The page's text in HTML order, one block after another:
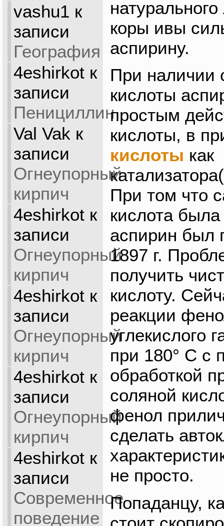
vashu1 к
записи
География
4eshirkotк
записи
Пенициллин
Val Vak к
записи
Огнеупорный
кирпич
4eshirkotк
записи
Огнеупорный
кирпич
4eshirkotк
записи
Огнеупорный
кирпич
4eshirkotк
записи
Огнеупорный
кирпич
4eshirkotк
записи
Современное
поведение
коры ивы
аспирину.
При наличии
кислоты
простым
кислоты, в
кислоты как
При том что
кислота
аспирин был
1897 г.
получить
кислоту.
реакции
углекислого
при 180° С с
обработкой
соляной
фенол
сделать
не просто.
Попаданцу,